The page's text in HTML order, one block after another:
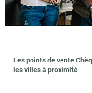
Les points de vente
les villes à proximité